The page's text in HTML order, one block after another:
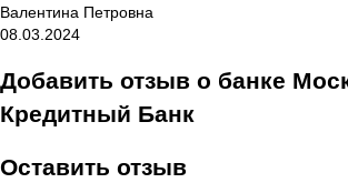
Валентина Петровна
08.03.2024
Добавить отзыв о банке
Кредитный Банк
Оставить отзыв